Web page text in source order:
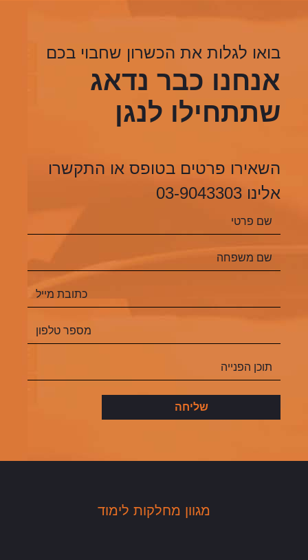
בואו לגלות את הכשרון שחבוי בכם
אנחנו כבר נדאג
שתתחילו לנגן
השאירו פרטים בטופס או התקשרו
אלינו 03-9043303
מגוון מחלקות לימוד